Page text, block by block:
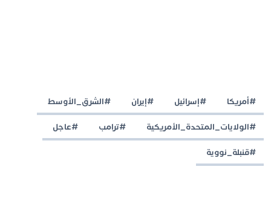
#أمريكا #إسرائيل #إيران #الشرق_الأوسط
#الولايات_المتحدة_الأمريكية #ترامب #عاجل
#قنبلة_نووية